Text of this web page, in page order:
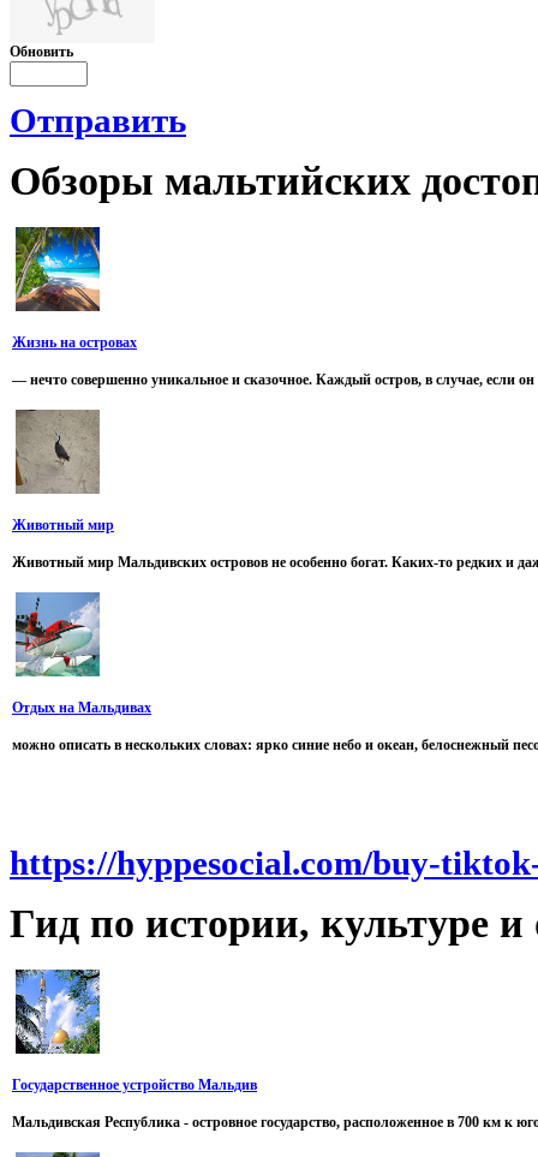
Обновить
Отправить
Обзоры мальтийских
Жизнь на островах
— нечто совершенно уникальное и сказочное. Каждый остров, в случае, если
Животный мир
Животный мир Мальдивских островов не особенно богат. Каких-то редких и
Отдых на Мальдивах
можно описать в нескольких словах: ярко синие небо и океан, белоснежный
https://hyppesocial.com/buy-
Гид по истории, культуре
Государственное устройство Мальдив
Мальдивская Республика - островное государство, расположенное в 700 км к